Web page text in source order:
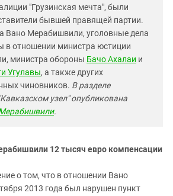
"Грузинская мечта", были
бывшей правящей партии.
Вано Мерабишвили, уголовные дела
в отношении министра юстиции
министра обороны Бачо Ахалаи и
Угулавы, а также других
чиновников. В разделе
узел" опубликована
.
12 тысяч евро компенсации
о том, что в отношении Вано
2013 года был нарушен пункт